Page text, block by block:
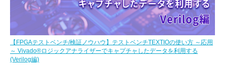
【FPGAテストベンチ/検証ノウハウ】テストベンチTEXTIOの使い方 ～応用
～ Vivado®ロジックアナライザーでキャプチャしたデータを利用する
(Verilog編)